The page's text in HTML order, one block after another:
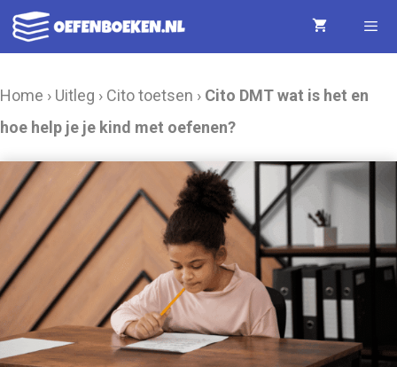
Ga
naar
Home › Uitleg › Cito toetsen › Cito DMT wat is het en
hoe help je je kind met oefenen?